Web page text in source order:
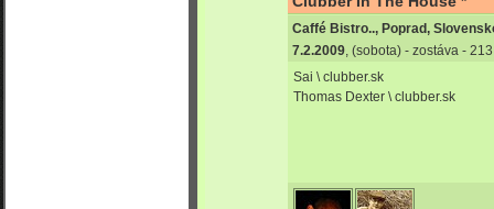
Caffé Bistro.., Poprad,
7.2.2009, (sobota) - zostáva -
Sai \ clubber.sk
Thomas Dexter \ clubber.sk